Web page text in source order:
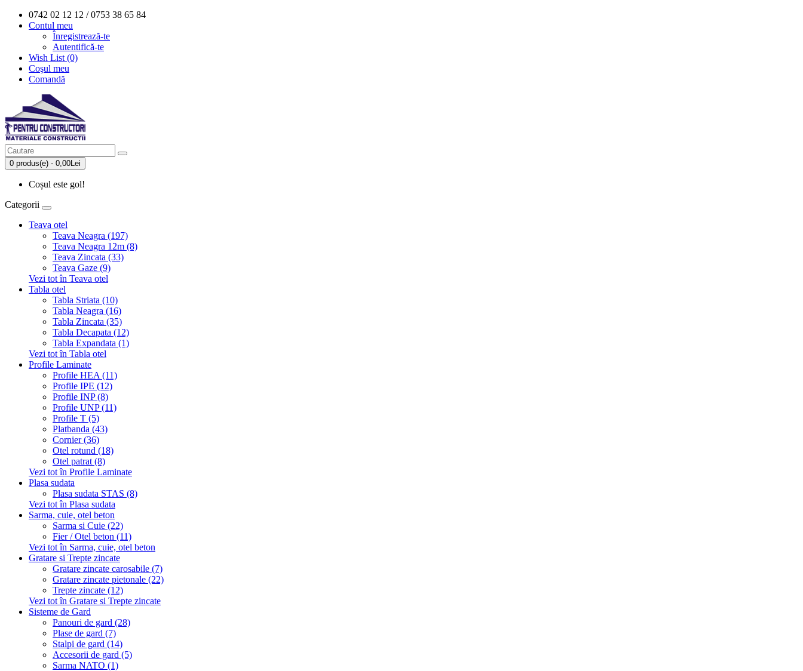
0742 02 12 12 / 0753 38 65 84
Contul meu
Înregistrează-te
Autentifică-te
Wish List (0)
Coşul meu
Comandă
0 produs(e) - 0,00Lei
Coșul este gol!
Categorii
Teava otel
Teava Neagra (197)
Teava Neagra 12m (8)
Teava Zincata (33)
Teava Gaze (9)
Vezi tot în Teava otel
Tabla otel
Tabla Striata (10)
Tabla Neagra (16)
Tabla Zincata (35)
Tabla Decapata (12)
Tabla Expandata (1)
Vezi tot în Tabla otel
Profile Laminate
Profile HEA (11)
Profile IPE (12)
Profile INP (8)
Profile UNP (11)
Profile T (5)
Platbanda (43)
Cornier (36)
Otel rotund (18)
Otel patrat (8)
Vezi tot în Profile Laminate
Plasa sudata
Plasa sudata STAS (8)
Vezi tot în Plasa sudata
Sarma, cuie, otel beton
Sarma si Cuie (22)
Fier / Otel beton (11)
Vezi tot în Sarma, cuie, otel beton
Gratare si Trepte zincate
Gratare zincate carosabile (7)
Gratare zincate pietonale (22)
Trepte zincate (12)
Vezi tot în Gratare si Trepte zincate
Sisteme de Gard
Panouri de gard (28)
Plase de gard (7)
Stalpi de gard (14)
Accesorii de gard (5)
Sarma NATO (1)